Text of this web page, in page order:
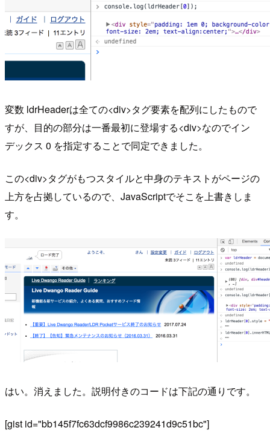
変数 ldrHeaderは全ての<div>タグ要素を配列にしたもので
すが、目的の部分は一番最初に登場する<div>なのでイン
デックス 0 を指定することで同定できました。
この<div>タグがもつスタイルと中身のテキストがページの
上方を占拠しているので、JavaScriptでそこを上書きしま
す。
はい。消えました。説明付きのコードは下記の通りです。
[gist id="bb145f7fc63dcf9986c239241d9c51bc"]